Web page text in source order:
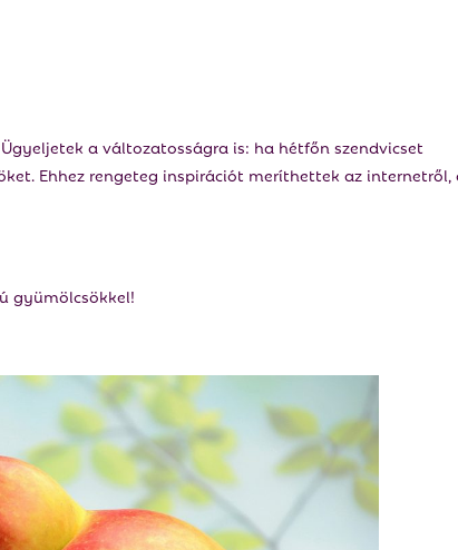
a változatosságra is: ha hétfőn szendvicset
Ehhez rengeteg inspirációt meríthettek az internetről,
gyümölcsökkel!